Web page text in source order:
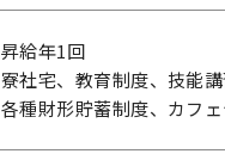
昇給年1回
寮社宅、教育制度、技能
各種財形貯蓄制度、カフ